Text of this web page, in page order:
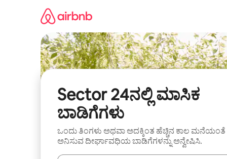
Sector 24ನಲ್ಲಿ ಮಾಸಿಕ
ಬಾಡಿಗೆಗಳು
ಒಂದು ತಿಂಗಳು ಅಥವಾ ಅದಕ್ಕಿಂತ ಹೆಚ್ಚಿನ ಕಾಲ ಮನೆಯಂತೆ
ಅನಿಸುವ ದೀರ್ಘಾವಧಿಯ ಬಾಡಿಗೆಗಳನ್ನು ಅನ್ವೇಷಿಸಿ.